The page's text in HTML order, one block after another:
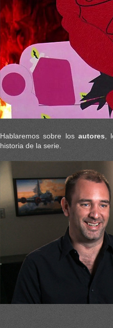
Hablaremos sobre los autores,
historia de la serie.